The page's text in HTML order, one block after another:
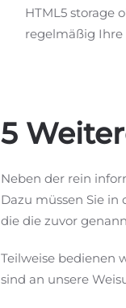
HTML5 storage
regelmäßig Ihre
5
Neben der rein
Dazu müssen Sie
die die zuvor
Teilweise bedienen
sind an unsere